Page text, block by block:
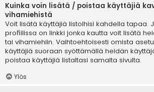
Kuinka voin lisätä / poistaa käyttäjiä
vihamiehistä
Voit lisätä käyttäjiä listoihisi kahdella tapaa.
profiilissa on linkki jonka kautta voit lisätä
tai vihamiehiin. Vaihtoehtoisesti omista
käyttäjiä suoraan syöttämällä heidän
poistaa käyttäjiä listaltasi samalta sivulta.
Ylös